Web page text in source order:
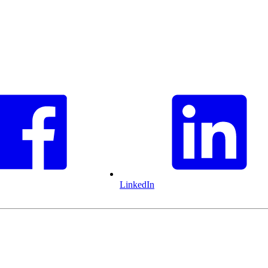
LinkedIn